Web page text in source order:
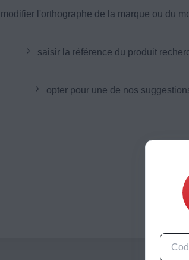
modifier l'orthographe de la marque ou du
saisir la référence du produit
opter pour une de nos